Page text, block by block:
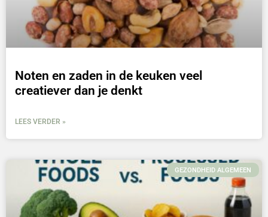
Noten en zaden in de keuken veel
creatiever dan je denkt
LEES VERDER »
GEZONDHEID ALGEMEEN